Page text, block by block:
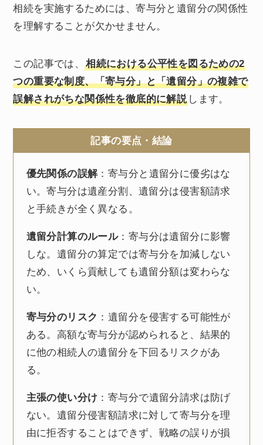
相続を実施するためには、寄与分と遺留分の関係性
を理解することが欠かせません。
この記事では、相続における公平性を図るための2
つの重要な制度、「寄与分」と「遺留分」の複雑で
誤解されがちな関係性を徹底的に解説 します。
記事の要点・結論
優先関係の誤解：寄与分と遺留分に優劣はな
い。寄与分は遺産分割、遺留分は侵害額請求
と手続きが全く異なる。
遺留分計算のルール：寄与分は遺留分に影響
しな。遺留分の算定では寄与分を加減しない
ため、いくら貢献しても遺留分額は変わらな
い。
寄与分のリスク ：遺留分を侵害する可能性が
ある。高額な寄与分が認められると、結果的
に他の相続人の遺留分を下回るリスクがあ
る。
主張の使い分け ：寄与分で遺留分請求は防げ
ない。遺留分侵害額請求に対して寄与分を理
由に拒否することはできず、戦略の誤りが損